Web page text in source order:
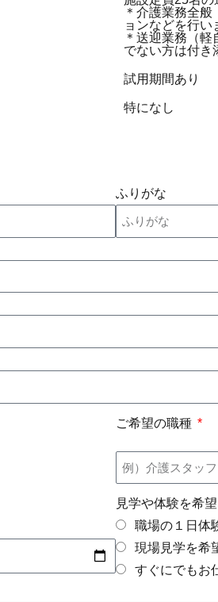
＊介護業務全
ョンなどを行い
＊送迎業務（
でない方は付き
試用期間あり
特になし
ふりがな
ご希望の職種
見学や体験を希
職場の１日体
現場見学を希
すぐにでもお